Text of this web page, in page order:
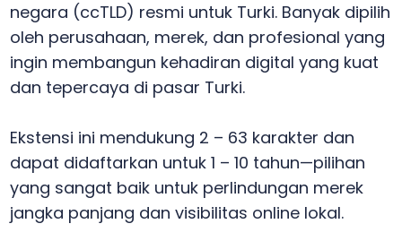
negara (ccTLD) resmi untuk Turki. Banyak dipilih
oleh perusahaan, merek, dan profesional yang
ingin membangun kehadiran digital yang kuat
dan tepercaya di pasar Turki.
Ekstensi ini mendukung 2 – 63 karakter dan
dapat didaftarkan untuk 1 – 10 tahun—pilihan
yang sangat baik untuk perlindungan merek
jangka panjang dan visibilitas online lokal.